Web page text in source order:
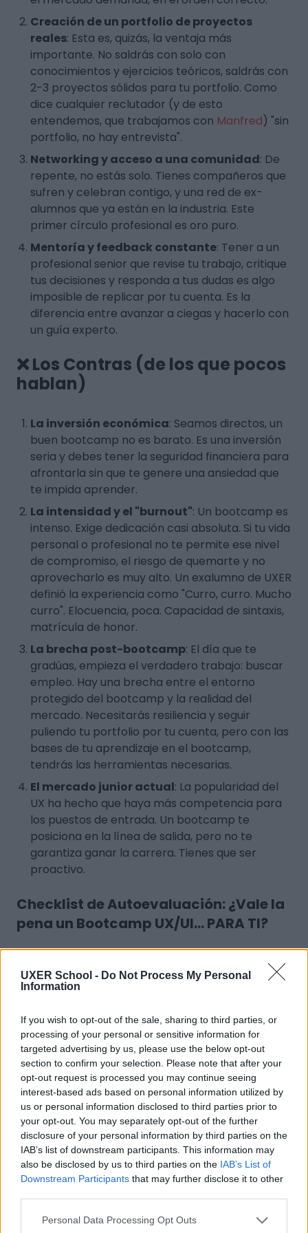
UXER School - Do Not Process My Personal
Information
If you wish to opt-out of the sale, sharing to third parties, or
processing of your personal or sensitive information for
targeted advertising by us, please use the below opt-out
section to confirm your selection. Please note that after your
opt-out request is processed you may continue seeing
interest-based ads based on personal information utilized by
us or personal information disclosed to third parties prior to
your opt-out. You may separately opt-out of the further
disclosure of your personal information by third parties on the
IAB’s list of downstream participants. This information may
also be disclosed by us to third parties on the IAB’s List of
Downstream Participants that may further disclose it to other
Personal Data Processing Opt Outs
Creación de un portfolio de proyectos
reales: Esta es, quizás, la ventaja más
importante. No saldrás con solo con
conocimientos y ejercicios teóricos, saldrás con
2-3 proyectos sólidos para tu portfolio. Como
dice cualquier reclutador (y de esto
entendemos, que trabajamos con Manfred) "sin
portfolio, no hay entrevista".
Networking y acceso a una comunidad: De
repente, no estás solo. Tienes compañeros que
sufren y celebran contigo, y una red de ex-
alumnos que ya están en la industria. Este
primer círculo profesional es oro puro.
Mentoría y feedback constante: Tener a un
profesional senior que revise tu trabajo, critique
tus decisiones y responda a tus dudas es algo
imposible de replicar por tu cuenta. Es la
diferencia entre avanzar a ciegas y hacerlo con
un guía experto.
❌ Los Contras (de los que pocos
hablan)
La inversión económica: Seamos directos, un
buen bootcamp no es barato. Es una inversión
seria y debes tener la seguridad financiera para
afrontarla sin que te genere una ansiedad que
te impida aprender.
La intensidad y el "burnout": Un bootcamp es
intenso. Exige dedicación casi absoluta. Si tu vida
personal o profesional no te permite ese nivel
de compromiso, el riesgo de quemarte y no
aprovecharlo es muy alto. Un exalumno de UXER
definió la experiencia como "Curro, curro. Mucho
curro". Elocuencia, poca. Capacidad de sintaxis,
matrícula de honor.
La brecha post-bootcamp: El día que te
gradúas, empieza el verdadero trabajo: buscar
empleo. Hay una brecha entre el entorno
protegido del bootcamp y la realidad del
mercado. Necesitarás resiliencia y seguir
puliendo tu portfolio por tu cuenta, pero con las
bases de tu aprendizaje en el bootcamp,
tendrás las herramientas necesarias.
El mercado junior actual: La popularidad del
UX ha hecho que haya más competencia para
los puestos de entrada. Un bootcamp te
posiciona en la línea de salida, pero no te
garantiza ganar la carrera. Tienes que ser
proactivo.
Checklist de Autoevaluación: ¿Vale la
pena un Bootcamp UX/UI... PARA TI?
Antes de mirar precios o programas, mírate a ti.
Coge papel y boli y responde con honestidad:
¿Por qué quiero hacer esto?(Si la respuesta
es solo "por el dinero", cuidado. La pasión por
resolver problemas es clave para no
abandonar).
¿Puedo dedicarle entre 15-20 horas
semanales REALES durante los próximos
meses?(Sé brutalmente honesto).
¿Cómo gestiono la frustración?(En UX, tus
primeras ideas casi nunca son las mejores. El
feedback puede ser duro).
¿Tengo un colchón financiero para afrontar
el pago y estar unos meses buscando